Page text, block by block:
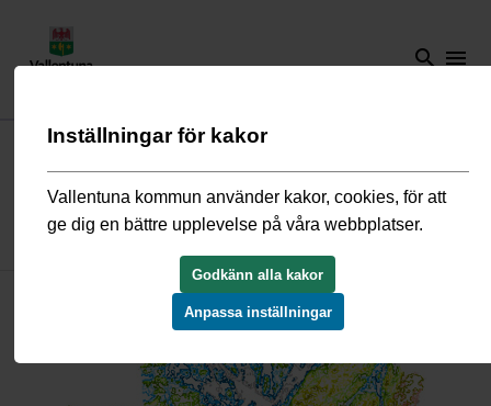
search menu
Start/Kultur och fritid/ Kultur/Kulturmiljöwebben
Bronsålder
Inställningar för kakor
Vallentuna kommun använder kakor, cookies, för att
ge dig en bättre upplevelse på våra webbplatser.
Godkänn alla kakor
Anpassa inställningar